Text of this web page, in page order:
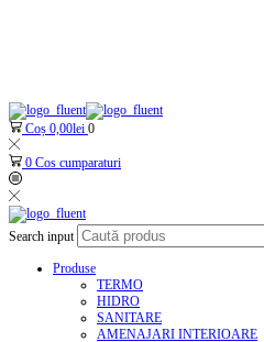
Coș 0,00lei 0
0 Cos cumparaturi
Search input
Produse
TERMO
HIDRO
SANITARE
AMENAJARI INTERIOARE